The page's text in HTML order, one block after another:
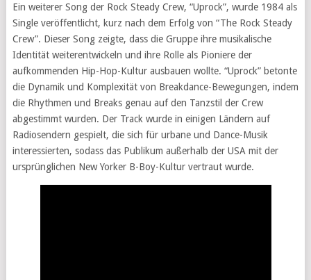
Ein weiterer Song der Rock Steady Crew, “Uprock”, wurde 1984 als
Single veröffentlicht, kurz nach dem Erfolg von “The Rock Steady
Crew”. Dieser Song zeigte, dass die Gruppe ihre musikalische
Identität weiterentwickeln und ihre Rolle als Pioniere der
aufkommenden Hip-Hop-Kultur ausbauen wollte. “Uprock” betonte
die Dynamik und Komplexität von Breakdance-Bewegungen, indem
die Rhythmen und Breaks genau auf den Tanzstil der Crew
abgestimmt wurden. Der Track wurde in einigen Ländern auf
Radiosendern gespielt, die sich für urbane und Dance-Musik
interessierten, sodass das Publikum außerhalb der USA mit der
ursprünglichen New Yorker B-Boy-Kultur vertraut wurde.